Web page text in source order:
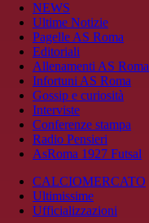
NEWS
Ultime Notizie
Pagelle AS Roma
Editoriali
Allenamenti AS Roma
Infortuni AS Roma
Gossip e curiosità
Interviste
Conferenze stampa
Radio Pensieri
AsRoma 1927 Futsal
CALCIOMERCATO
Ultimissime
Ufficializzazioni